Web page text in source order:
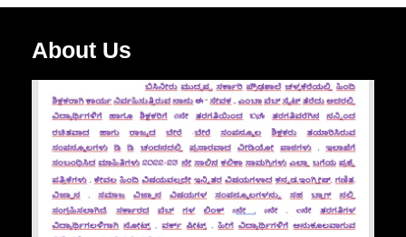
About Us